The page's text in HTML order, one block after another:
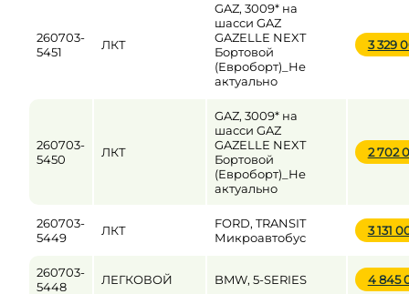
260703-
5451
ЛКТ
GAZ, 3009* на
шасси GAZ
GAZELLE NEXT
Бортовой
(Евроборт)_Не
актуально
3 329
260703-
5450
ЛКТ
GAZ, 3009* на
шасси GAZ
GAZELLE NEXT
Бортовой
(Евроборт)_Не
актуально
2 702
260703-
5449
ЛКТ
FORD, TRANSIT
Микроавтобус
3 131
260703-
5448
ЛЕГКОВОЙ BMW, 5-SERIES 4 845